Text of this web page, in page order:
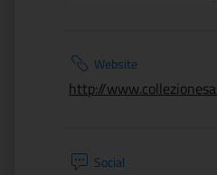
Website
http://
Social